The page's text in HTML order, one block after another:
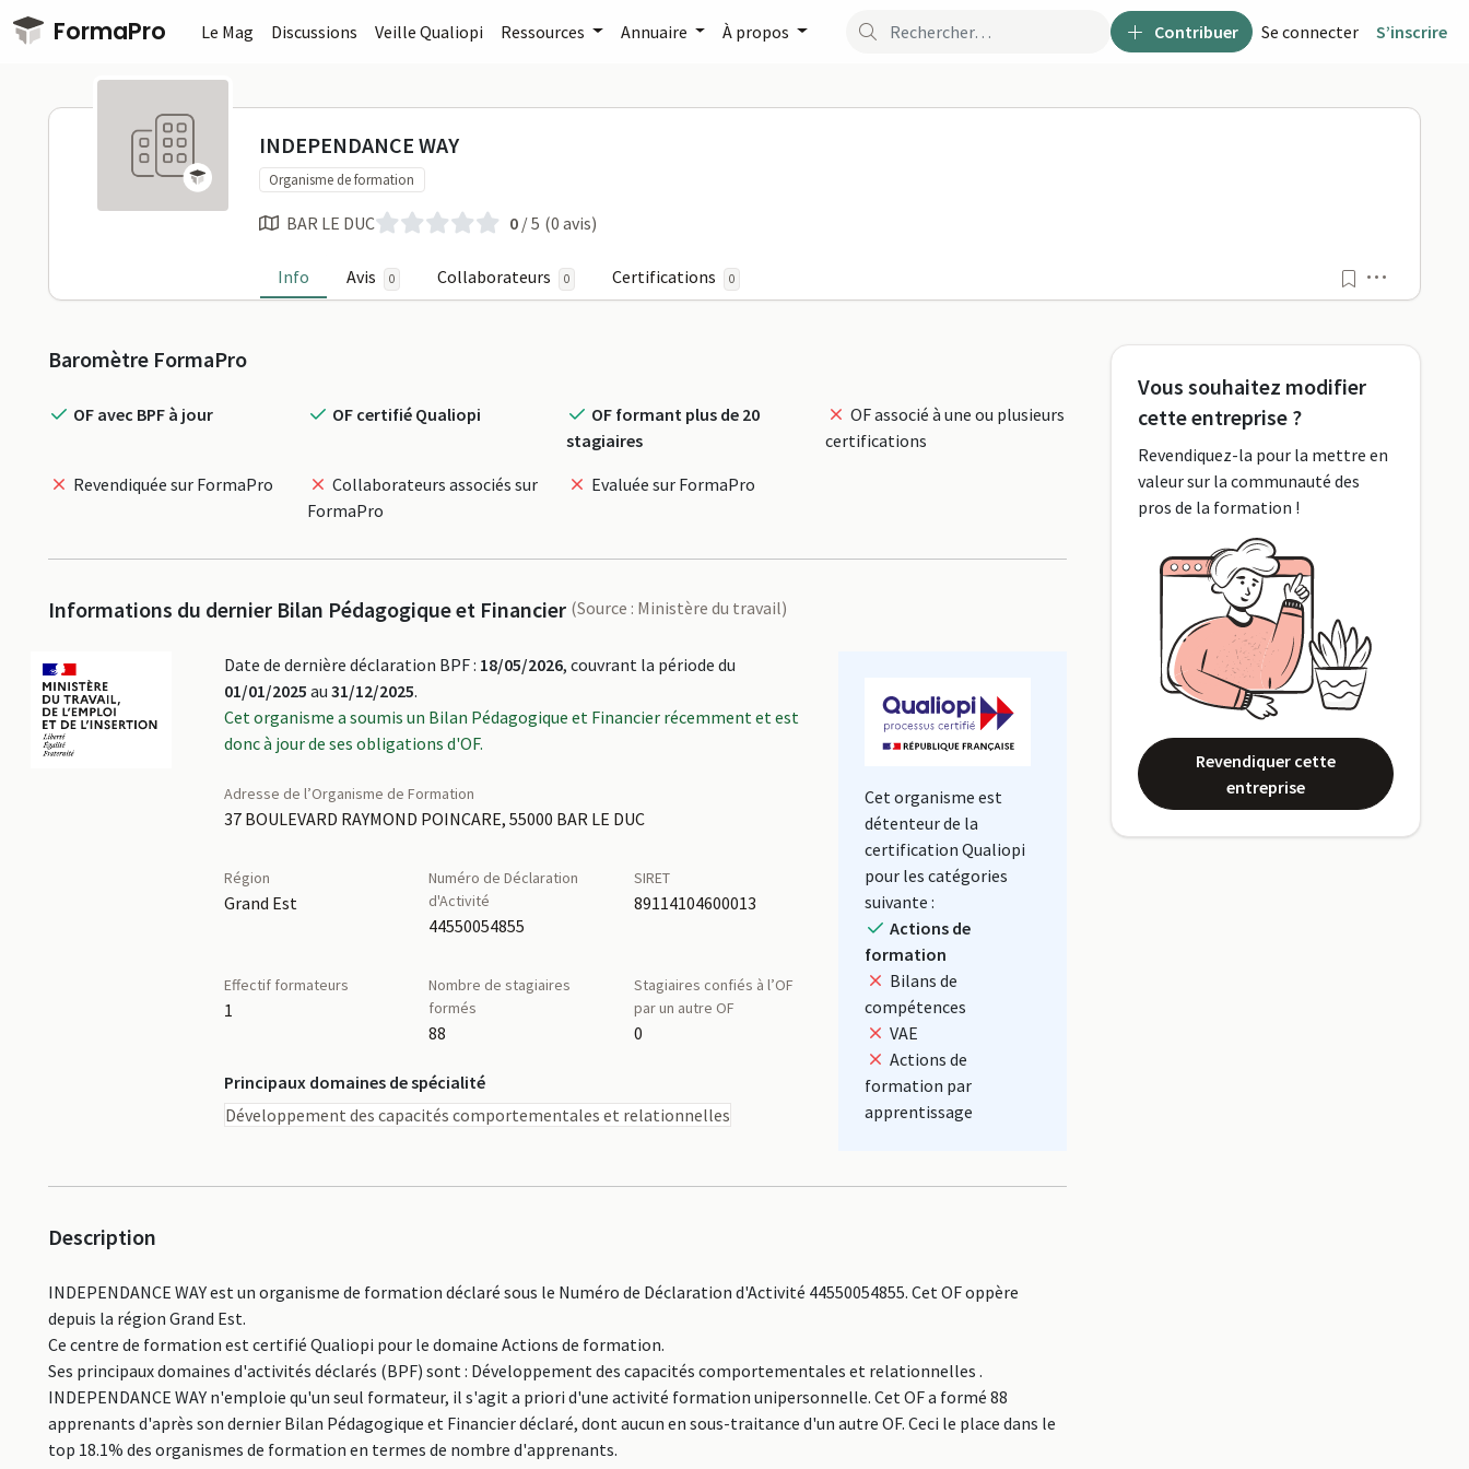
Passer au contenu principal
FormaPro Contribuer Se connecter S’inscrire
Le Mag Discussions Veille Qualiopi Ressources Annuaire À propos
INDEPENDANCE WAY sur FormaPro
INDEPENDANCE WAY
Organisme de formation
BAR LE DUC 0 / 5 (0 avis)
Info Avis 0 Collaborateurs 0 Certifications 0
Profil
Baromètre FormaPro
OF avec BPF à jour OF certifié Qualiopi
OF formant plus de 20
stagiaires
OF associé à une ou plusieurs
certifications
Revendiquée sur FormaPro
Collaborateurs associés sur
FormaPro
Evaluée sur FormaPro
Informations du dernier Bilan Pédagogique et Financier (Source : Ministère du travail)
Date de dernière déclaration BPF : 18/05/2026, couvrant la période du
01/01/2025 au 31/12/2025.
Cet organisme a soumis un Bilan Pédagogique et Financier récemment et est
donc à jour de ses obligations d'OF.
Adresse de l’Organisme de Formation
37 BOULEVARD RAYMOND POINCARE, 55000 BAR LE DUC
Région
Grand Est
Numéro de Déclaration
d'Activité
44550054855
SIRET
89114104600013
Effectif formateurs
1
Nombre de stagiaires
formés
88
Stagiaires confiés à l’OF
par un autre OF
0
Principaux domaines de spécialité
Développement des capacités comportementales et relationnelles
Cet organisme est
détenteur de la
certification Qualiopi
pour les catégories
suivante :
Actions de
formation
Bilans de
compétences
VAE
Actions de
formation par
apprentissage
Description
INDEPENDANCE WAY est un organisme de formation déclaré sous le Numéro de Déclaration d'Activité 44550054855. Cet OF oppère
depuis la région Grand Est.
Ce centre de formation est certifié Qualiopi pour le domaine Actions de formation.
Ses principaux domaines d'activités déclarés (BPF) sont : Développement des capacités comportementales et relationnelles .
INDEPENDANCE WAY n'emploie qu'un seul formateur, il s'agit a priori d'une activité formation unipersonnelle. Cet OF a formé 88
apprenants d'après son dernier Bilan Pédagogique et Financier déclaré, dont aucun en sous-traitance d'un autre OF. Ceci le place dans le
top 18.1% des organismes de formation en termes de nombre d'apprenants.
Vous souhaitez modifier
cette entreprise ?
Revendiquez-la pour la mettre en
valeur sur la communauté des
pros de la formation !
Revendiquer cette
entreprise